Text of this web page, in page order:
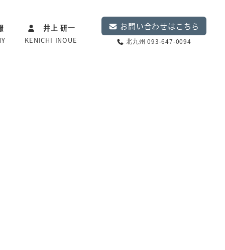
井上 研一
KENICHI INOUE
お問い合わせはこちら
北九州 093-647-0094